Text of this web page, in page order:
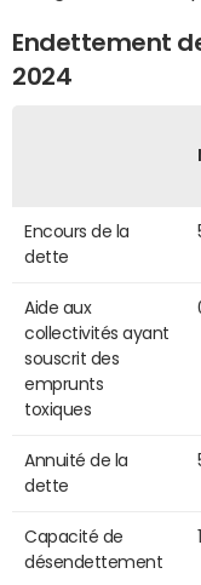
Endettement
2024
Encours de la
dette
Aide aux
collectivités ayant
souscrit des
emprunts
toxiques
Annuité de la
dette
Capacité de
désendettement